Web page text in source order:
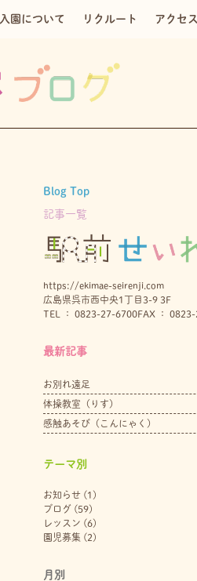
入園について リクルート アクセス
Blog Top
記事一覧
https://ekimae-seirenji.com
広島県呉市西中央1丁目3-9 3F
TEL ： 0823-27-6700FAX ：
最新記事
お別れ遠足
体操教室（りす）
感触あそび（こんにゃく）
テーマ別
お知らせ(1)
ブログ(59)
レッスン (6)
園児募集 (2)
月別